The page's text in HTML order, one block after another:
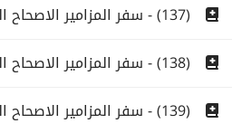
(137) - سفر المزامير الاصحاح المئة والسابع والثلاثون
(138) - سفر المزامير الاصحاح المئة والثامن والثلاثون
(139) - سفر المزامير الاصحاح المئة والتاسع والثلاثون